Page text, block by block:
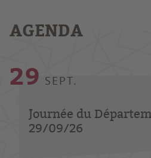
AGENDA
29 SEPT.
Journée du
29/09/26